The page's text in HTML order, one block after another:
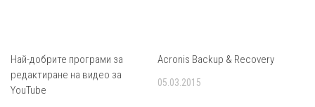
Най-добрите програми за
редактиране на видео за
YouTube
Acronis Backup & Recovery
05.03.2015